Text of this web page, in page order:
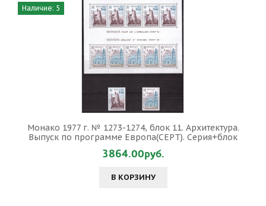
Наличие: 5
Монако 1977 г. № 1273-1274, блок 11. Архитектура.
Выпуск по программе Европа(СЕРТ). Серия+блок
3864.00руб.
В КОРЗИНУ